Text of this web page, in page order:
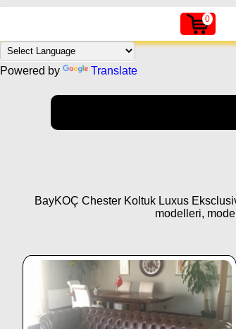
0
Powered by Translate
BayKOÇ Chester Koltuk Luxus
modelleri,